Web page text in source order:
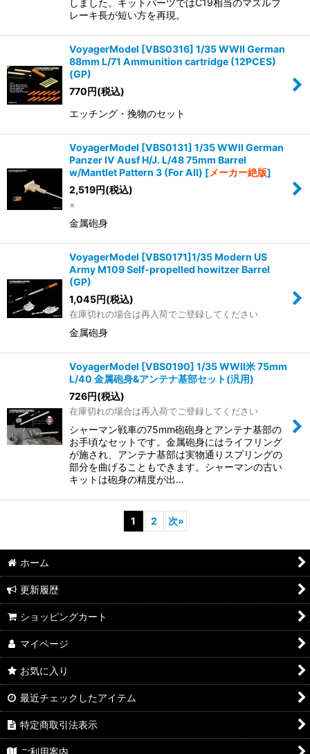
しました。キットパーツではC19相当のマズルブ
レーキ長が短い方を再現。
VoyagerModel [VBS0316] 1/35 WWII German
88mm L/71 Ammunition cartridge (12PCES)
(GP)
770円(税込)
エッチング・挽物のセット
VoyagerModel [VBS0131] 1/35 WWII German
Panzer IV Ausf H/J. L/48 75mm Barrel
w/Mantlet Pattern 3 (For All) [メーカー絶版]
2,519円(税込)
×
金属砲身
VoyagerModel [VBS0171]1/35 Modern US
Army M109 Self-propelled howitzer Barrel
(GP)
1,045円(税込)
在庫切れの場合は再入荷でご登録してください
金属砲身
VoyagerModel [VBS0190] 1/35 WWII米 75mm
L/40 金属砲身&アンテナ基部セット(汎用)
726円(税込)
在庫切れの場合は再入荷でご登録してください
シャーマン戦車の75mm砲砲身とアンテナ基部の
お手頃なセットです。金属砲身にはライフリング
が施され、アンテナ基部は実物通りスプリングの
部分を曲げることもできます。シャーマンの古い
キットは砲身の精度が出…
1 2 次»
ホーム
更新履歴
ショッピングカート
マイページ
お気に入り
最近チェックしたアイテム
特定商取引法表示
ご利用案内